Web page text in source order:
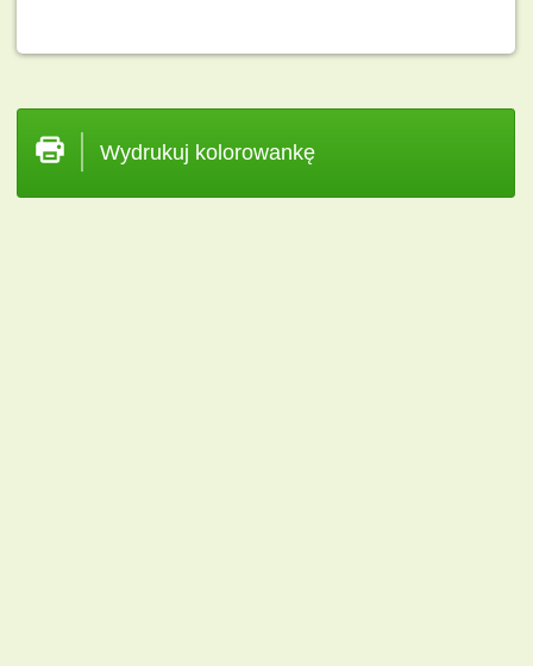
Wydrukuj kolorowankę